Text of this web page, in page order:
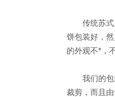
传统苏式月
饼包装好，
的外观不*，
我们的包装
裁剪，而且